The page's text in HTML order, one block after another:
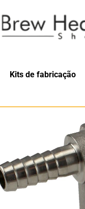
Kits de fabricação